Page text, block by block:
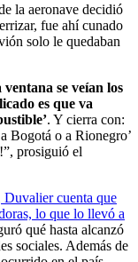
la aeronave decidió
fue ahí cunado
solo le quedaban
se veían los
es que va
. Y cierra con:
Bogotá o a Rionegro’
prosiguió el
Duvalier cuenta que
lo que lo llevó a
qué hasta alcanzó
sociales. Además de